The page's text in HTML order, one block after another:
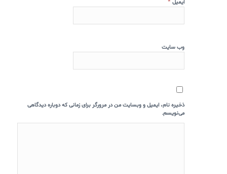
ایمیل *
وب‌ سایت
ذخیره نام، ایمیل و وبسایت من در مرورگر برای زمانی که دوباره دیدگاهی
می‌نویسم.